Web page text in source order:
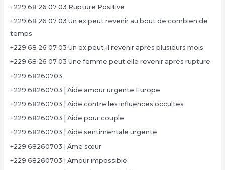
+229 68 26 07 03 Rupture Positive
+229 68 26 07 03 Un ex peut revenir au bout de combien de
temps
+229 68 26 07 03 Un ex peut-il revenir après plusieurs mois
+229 68 26 07 03 Une femme peut elle revenir après rupture
+229 68260703
+229 68260703 | Aide amour urgente Europe
+229 68260703 | Aide contre les influences occultes
+229 68260703 | Aide pour couple
+229 68260703 | Aide sentimentale urgente
+229 68260703 | Âme sœur
+229 68260703 | Amour impossible